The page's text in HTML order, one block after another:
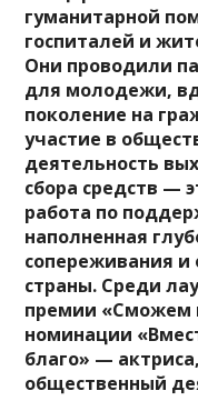
гуманитарной
госпиталей и
Они проводили
для молодежи,
поколение на
участие в
деятельность
сбора средств —
работа по
наполненная
сопереживания и
страны. Среди
премии «Сможем
номинации
благо» —
общественный